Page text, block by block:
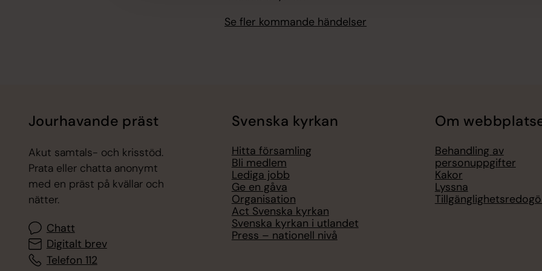
Se fler kommande händelser
Jourhavande präst
Akut samtals- och krisstöd.
Prata eller chatta anonymt
med en präst på kvällar och
nätter.
Chatt
Digitalt brev
Telefon 112
Svenska kyrkan
Hitta församling
Bli medlem
Lediga jobb
Ge en gåva
Organisation
Act Svenska kyrkan
Svenska kyrkan i utlandet
Press – nationell nivå
Om
Behandling av
personuppgifter
Kakor
Lyssna